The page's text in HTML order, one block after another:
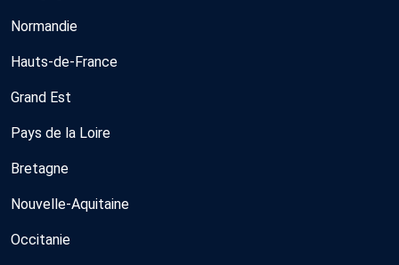
Normandie
Hauts-de-France
Grand Est
Pays de la Loire
Bretagne
Nouvelle-Aquitaine
Occitanie